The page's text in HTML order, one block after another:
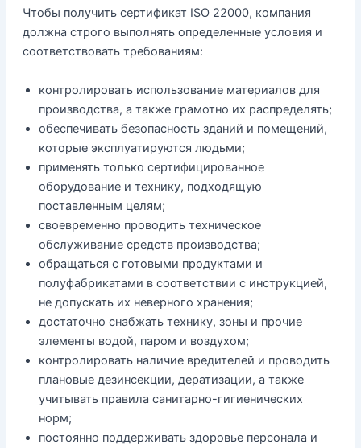
Чтобы получить сертификат ISO 22000, компания
должна строго выполнять определенные условия и
соответствовать требованиям:
контролировать использование материалов для
производства, а также грамотно их распределять;
обеспечивать безопасность зданий и помещений,
которые эксплуатируются людьми;
применять только сертифицированное
оборудование и технику, подходящую
поставленным целям;
своевременно проводить техническое
обслуживание средств производства;
обращаться с готовыми продуктами и
полуфабрикатами в соответствии с инструкцией,
не допускать их неверного хранения;
достаточно снабжать технику, зоны и прочие
элементы водой, паром и воздухом;
контролировать наличие вредителей и проводить
плановые дезинсекции, дератизации, а также
учитывать правила санитарно-гигиенических
норм;
постоянно поддерживать здоровье персонала и